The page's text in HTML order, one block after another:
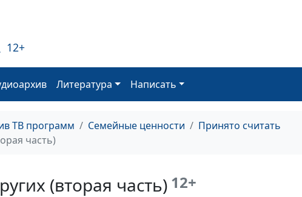
12+
Литература Написать
ТВ программ Семейные ценности
Принято считать
часть)
(вторая часть) 12+
Влияние без
часть)